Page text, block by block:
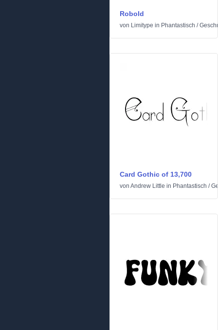
Robold
von Limitype in Phantastisch /
Card Gothic of 13,700
von Andrew Little in Phantastisch /